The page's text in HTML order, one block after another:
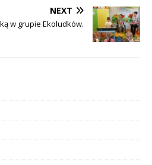
NEXT
w grupie Ekoludków.